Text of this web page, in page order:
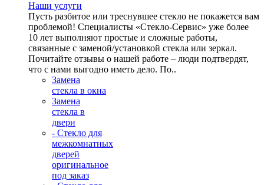
Наши услуги
Пусть разбитое или треснувшее стекло не покажется вам
проблемой! Специалисты «Стекло-Сервис» уже более
10 лет выполняют простые и сложные работы,
связанные с заменой/установкой стекла или зеркал.
Почитайте отзывы о нашей работе – люди подтвердят,
что с нами выгодно иметь дело. По..
Замена
стекла в окна
Замена
стекла в
двери
- Стекло для
межкомнатных
дверей
оригинальное
под заказ